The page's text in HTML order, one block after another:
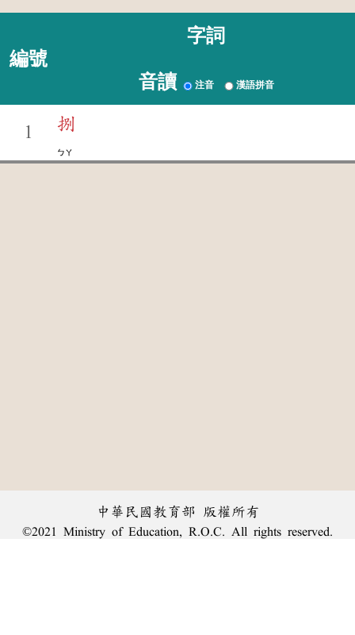
編號
字詞
音讀 注音 漢語拼音
1 捌
ㄅㄚ
中華民國教育部 版權所有
©2021 Ministry of Education, R.O.C. All rights reserved.